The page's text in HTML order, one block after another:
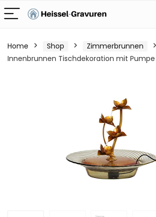
Home Shop Zimmerbrunnen
Innenbrunnen Tischdekoration mit